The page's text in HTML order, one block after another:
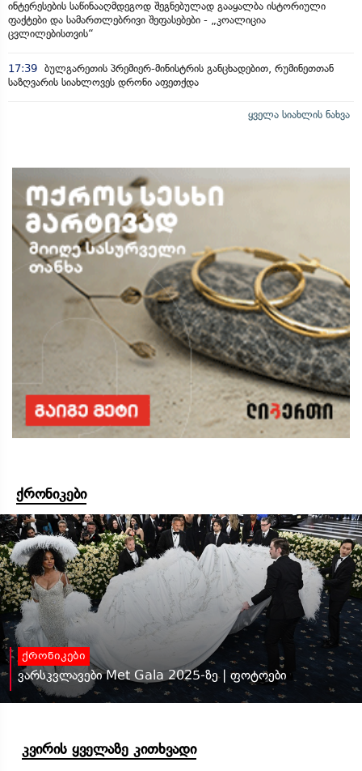
ინტერესების საწინააღმდეგოდ შეგნებულად გააყალბა ისტორიული
ფაქტები და სამართლებრივი შეფასებები - „კოალიცია
ცვლილებისთვის“
17:39 ბულგარეთის პრემიერ-მინისტრის განცხადებით, რუმინეთთან
საზღვარის სიახლოვეს დრონი აფეთქდა
ყველა სიახლის ნახვა
ქრონიკები
ქრონიკები
ვარსკვლავები Met Gala 2025-ზე | ფოტოები
კვირის ყველაზე კითხვადი